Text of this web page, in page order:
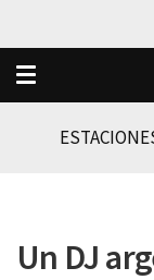
Un DJ